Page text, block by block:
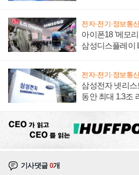
전자·전기·정보통신
아이폰18 '메모
삼성디스플레이
전자·전기·정보통신
삼성전자 넷리스
동안 최대 1.3조
기사댓글0개